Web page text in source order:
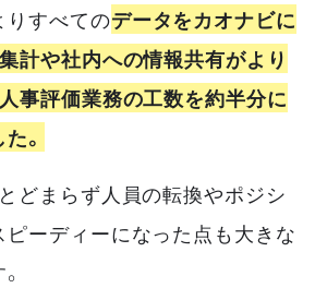
りすべてのデータをカオナビに
計や社内への情報共有がより
事評価業務の工数を約半分に
。
どまらず人員の転換やポジシ
ピーディーになった点も大きな